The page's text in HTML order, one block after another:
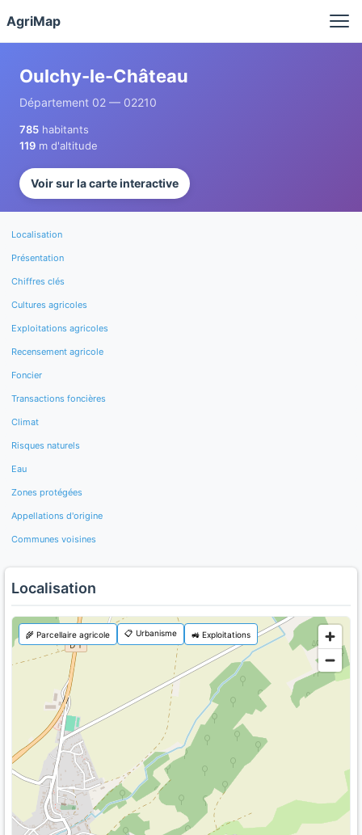
AgriMap
Oulchy-le-Château
Département 02 — 02210
785 habitants
119 m d'altitude
Voir sur la carte interactive
Localisation
Présentation
Chiffres clés
Cultures agricoles
Exploitations agricoles
Recensement agricole
Foncier
Transactions foncières
Climat
Risques naturels
Eau
Zones protégées
Appellations d'origine
Communes voisines
Localisation
🌾 Parcellaire agricole 📋 Urbanisme 🚜 Exploitations